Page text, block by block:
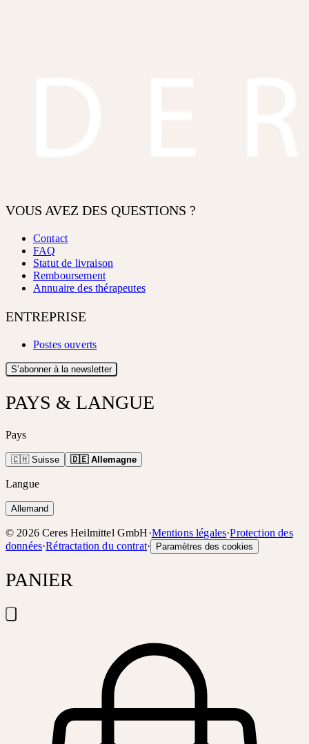
VOUS AVEZ DES QUESTIONS ?
Contact
FAQ
Statut de livraison
Remboursement
Annuaire des thérapeutes
ENTREPRISE
Postes ouverts
S’abonner à la newsletter
PAYS & LANGUE
Pays
🇨🇭 Suisse 🇩🇪 Allemagne
Langue
Allemand
© 2026 Ceres Heilmittel GmbH·Mentions légales·Protection des
données·Rétractation du contrat· Paramètres des cookies
PANIER